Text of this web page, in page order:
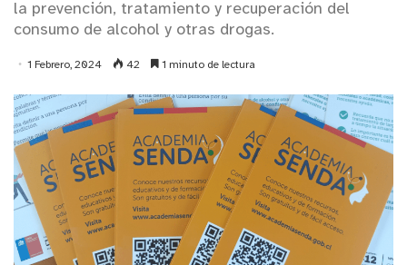
la prevención, tratamiento y recuperación del
consumo de alcohol y otras drogas.
1 Febrero, 2024 42 1 minuto de lectura